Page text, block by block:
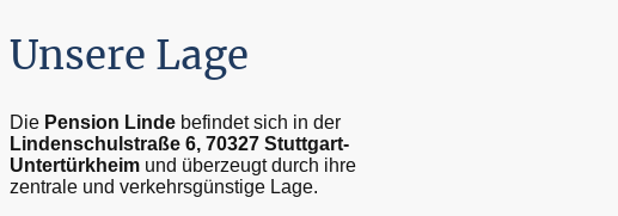
Unsere Lage
Die Pension Lindebefindet sich in der
Lindenschulstraße 6, 70327 Stuttgart-
Unter­türkheimund überzeugt durch ihre
zentrale und verkehrsgünstige Lage.